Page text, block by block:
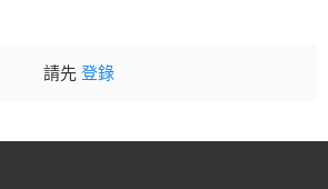
請先 登錄